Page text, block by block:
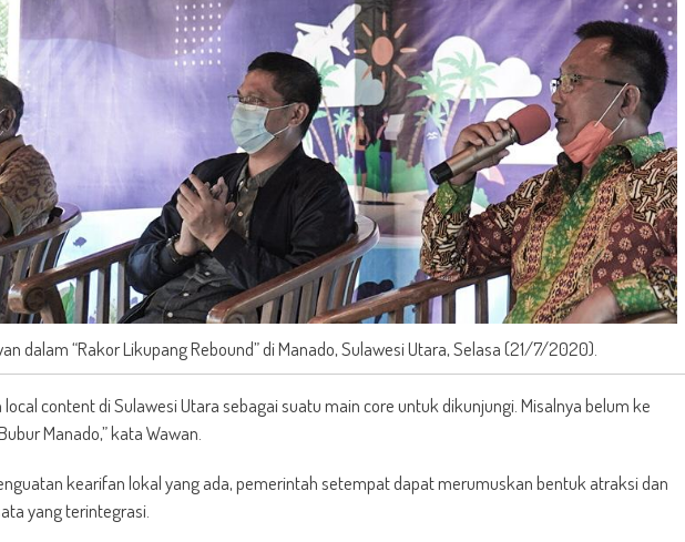
dalam “Rakor Likupang Rebound” di Manado, Sulawesi Utara, Selasa (21/7/2020).
local content di Sulawesi Utara sebagai suatu main core untuk dikunjungi. Misalnya belum ke
Manado,” kata Wawan.
kearifan lokal yang ada, pemerintah setempat dapat merumuskan bentuk atraksi dan
yang terintegrasi.